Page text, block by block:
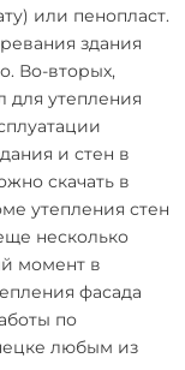
или пенопласт.
здания
Во-вторых,
для утепления
и стен в
скачать в
утепления стен
несколько
момент в
фасада
по
любым из